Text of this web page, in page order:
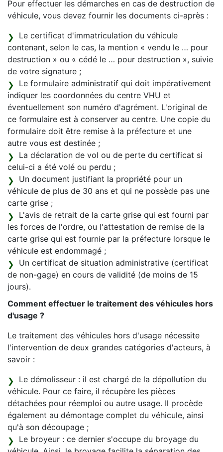
Pour effectuer les démarches en cas de destruction de
véhicule, vous devez fournir les documents ci-après :
Le certificat d'immatriculation du véhicule
contenant, selon le cas, la mention « vendu le … pour
destruction » ou « cédé le … pour destruction », suivie
de votre signature ;
Le formulaire administratif qui doit impérativement
indiquer les coordonnées du centre VHU et
éventuellement son numéro d'agrément. L'original de
ce formulaire est à conserver au centre. Une copie du
formulaire doit être remise à la préfecture et une
autre vous est destinée ;
La déclaration de vol ou de perte du certificat si
celui-ci a été volé ou perdu ;
Un document justifiant la propriété pour un
véhicule de plus de 30 ans et qui ne possède pas une
carte grise ;
L'avis de retrait de la carte grise qui est fourni par
les forces de l'ordre, ou l'attestation de remise de la
carte grise qui est fournie par la préfecture lorsque le
véhicule est endommagé ;
Un certificat de situation administrative (certificat
de non-gage) en cours de validité (de moins de 15
jours).
Comment effectuer le traitement des véhicules hors
d'usage ?
Le traitement des véhicules hors d'usage nécessite
l'intervention de deux grandes catégories d'acteurs, à
savoir :
Le démolisseur : il est chargé de la dépollution du
véhicule. Pour ce faire, il récupère les pièces
détachées pour réemploi ou autre usage. Il procède
également au démontage complet du véhicule, ainsi
qu'à son découpage ;
Le broyeur : ce dernier s'occupe du broyage du